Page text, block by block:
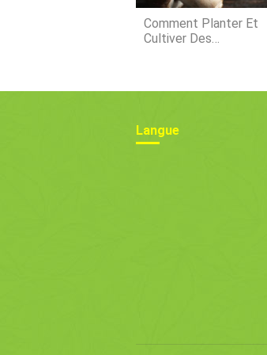
Comment Planter Et
Cultiver Des
Langue